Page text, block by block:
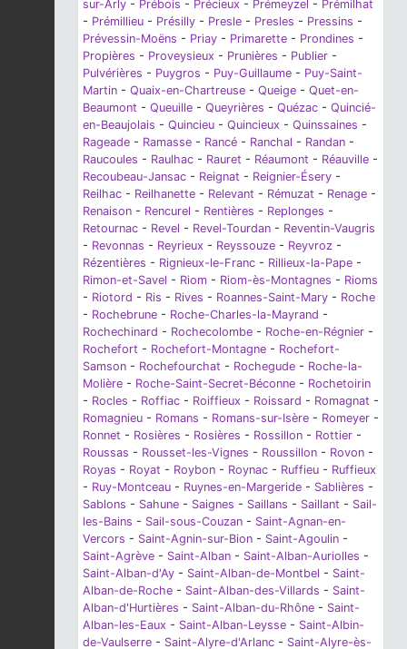
sur-Arly - Prébois - Précieux - Prémeyzel - Prémilhat
- Prémillieu - Présilly - Presle - Presles - Pressins -
Prévessin-Moëns - Priay - Primarette - Prondines -
Propières - Proveysieux - Prunières - Publier -
Pulvérières - Puygros - Puy-Guillaume - Puy-Saint-
Martin - Quaix-en-Chartreuse - Queige - Quet-en-
Beaumont - Queuille - Queyrières - Quézac - Quincié-
en-Beaujolais - Quincieu - Quincieux - Quinssaines -
Rageade - Ramasse - Rancé - Ranchal - Randan -
Raucoules - Raulhac - Rauret - Réaumont - Réauville -
Recoubeau-Jansac - Reignat - Reignier-Ésery -
Reilhac - Reilhanette - Relevant - Rémuzat - Renage -
Renaison - Rencurel - Rentières - Replonges -
Retournac - Revel - Revel-Tourdan - Reventin-Vaugris
- Revonnas - Reyrieux - Reyssouze - Reyvroz -
Rézentières - Rignieux-le-Franc - Rillieux-la-Pape -
Rimon-et-Savel - Riom - Riom-ès-Montagnes - Rioms
- Riotord - Ris - Rives - Roannes-Saint-Mary - Roche
- Rochebrune - Roche-Charles-la-Mayrand -
Rochechinard - Rochecolombe - Roche-en-Régnier -
Rochefort - Rochefort-Montagne - Rochefort-
Samson - Rochefourchat - Rochegude - Roche-la-
Molière - Roche-Saint-Secret-Béconne - Rochetoirin
- Rocles - Roffiac - Roiffieux - Roissard - Romagnat -
Romagnieu - Romans - Romans-sur-Isère - Romeyer -
Ronnet - Rosières - Rosières - Rossillon - Rottier -
Roussas - Rousset-les-Vignes - Roussillon - Rovon -
Royas - Royat - Roybon - Roynac - Ruffieu - Ruffieux
- Ruy-Montceau - Ruynes-en-Margeride - Sablières -
Sablons - Sahune - Saignes - Saillans - Saillant - Sail-
les-Bains - Sail-sous-Couzan - Saint-Agnan-en-
Vercors - Saint-Agnin-sur-Bion - Saint-Agoulin -
Saint-Agrève - Saint-Alban - Saint-Alban-Auriolles -
Saint-Alban-d'Ay - Saint-Alban-de-Montbel - Saint-
Alban-de-Roche - Saint-Alban-des-Villards - Saint-
Alban-d'Hurtières - Saint-Alban-du-Rhône - Saint-
Alban-les-Eaux - Saint-Alban-Leysse - Saint-Albin-
de-Vaulserre - Saint-Alyre-d'Arlanc - Saint-Alyre-ès-